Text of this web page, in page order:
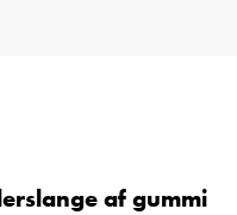
af gummi